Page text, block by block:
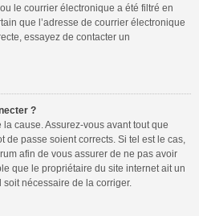
le courrier électronique a été filtré en
que l’adresse de courrier électronique
essayez de contacter un
?
cause. Assurez-vous avant tout que
de passe soient corrects. Si tel est le cas,
afin de vous assurer de ne pas avoir
que le propriétaire du site internet ait un
soit nécessaire de la corriger.